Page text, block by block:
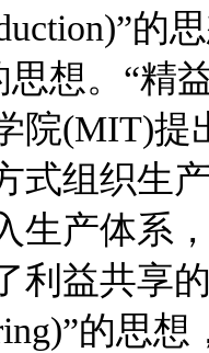
的
思想。“精
院(MIT)
式组织生
生产体系
利益共享
的思